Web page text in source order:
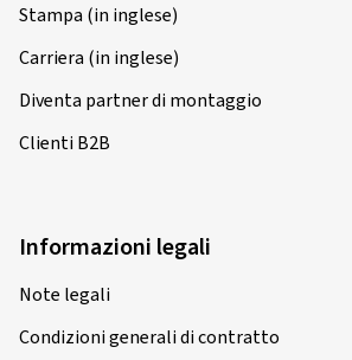
Stampa (in inglese)
Carriera (in inglese)
Diventa partner di montaggio
Clienti B2B
Informazioni legali
Note legali
Condizioni generali di contratto